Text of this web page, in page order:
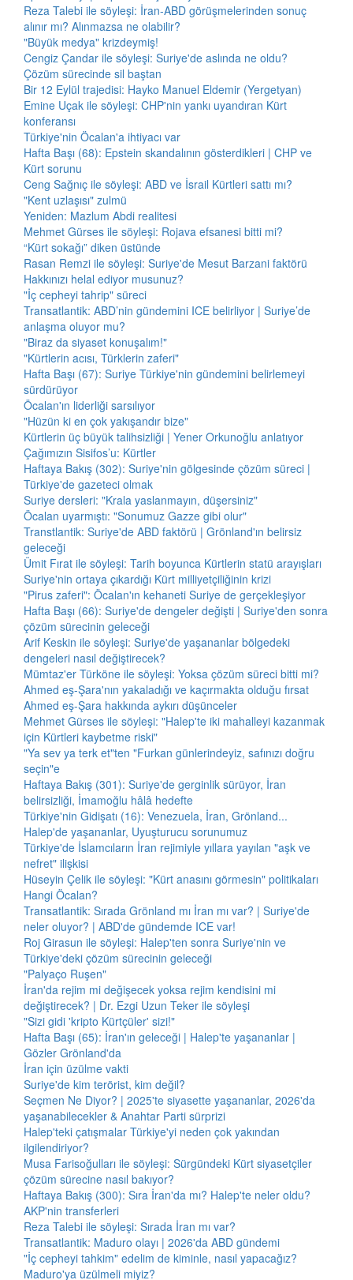
Reza Talebi ile söyleşi: İran-ABD görüşmelerinden sonuç
alınır mı? Alınmazsa ne olabilir?
"Büyük medya" krizdeymiş!
Cengiz Çandar ile söyleşi: Suriye'de aslında ne oldu?
Çözüm sürecinde sil baştan
Bir 12 Eylül trajedisi: Hayko Manuel Eldemir (Yergetyan)
Emine Uçak ile söyleşi: CHP'nin yankı uyandıran Kürt
konferansı
Türkiye'nin Öcalan'a ihtiyacı var
Hafta Başı (68): Epstein skandalının gösterdikleri | CHP ve
Kürt sorunu
Ceng Sağnıç ile söyleşi: ABD ve İsrail Kürtleri sattı mı?
"Kent uzlaşısı" zulmü
Yeniden: Mazlum Abdi realitesi
Mehmet Gürses ile söyleşi: Rojava efsanesi bitti mi?
“Kürt sokağı” diken üstünde
Rasan Remzi ile söyleşi: Suriye'de Mesut Barzani faktörü
Hakkınızı helal ediyor musunuz?
"İç cepheyi tahrip" süreci
Transatlantik: ABD’nin gündemini ICE belirliyor | Suriye’de
anlaşma oluyor mu?
"Biraz da siyaset konuşalım!"
"Kürtlerin acısı, Türklerin zaferi"
Hafta Başı (67): Suriye Türkiye'nin gündemini belirlemeyi
sürdürüyor
Öcalan'ın liderliği sarsılıyor
"Hüzün ki en çok yakışandır bize"
Kürtlerin üç büyük talihsizliği | Yener Orkunoğlu anlatıyor
Çağımızın Sisifos’u: Kürtler
Haftaya Bakış (302): Suriye'nin gölgesinde çözüm süreci |
Türkiye'de gazeteci olmak
Suriye dersleri: "Krala yaslanmayın, düşersiniz"
Öcalan uyarmıştı: "Sonumuz Gazze gibi olur"
Transtlantik: Suriye'de ABD faktörü | Grönland'ın belirsiz
geleceği
Ümit Fırat ile söyleşi: Tarih boyunca Kürtlerin statü arayışları
Suriye'nin ortaya çıkardığı Kürt milliyetçiliğinin krizi
"Pirus zaferi": Öcalan'ın kehaneti Suriye de gerçekleşiyor
Hafta Başı (66): Suriye'de dengeler değişti | Suriye'den sonra
çözüm sürecinin geleceği
Arif Keskin ile söyleşi: Suriye'de yaşananlar bölgedeki
dengeleri nasıl değiştirecek?
Mümtaz'er Türköne ile söyleşi: Yoksa çözüm süreci bitti mi?
Ahmed eş-Şara'nın yakaladığı ve kaçırmakta olduğu fırsat
Ahmed eş-Şara hakkında aykırı düşünceler
Mehmet Gürses ile söyleşi: "Halep'te iki mahalleyi kazanmak
için Kürtleri kaybetme riski"
"Ya sev ya terk et"ten "Furkan günlerindeyiz, safınızı doğru
seçin"e
Haftaya Bakış (301): Suriye'de gerginlik sürüyor, İran
belirsizliği, İmamoğlu hâlâ hedefte
Türkiye'nin Gidişatı (16): Venezuela, İran, Grönland...
Halep'de yaşananlar, Uyuşturucu sorunumuz
Türkiye'de İslamcıların İran rejimiyle yıllara yayılan "aşk ve
nefret" ilişkisi
Hüseyin Çelik ile söyleşi: "Kürt anasını görmesin" politikaları
Hangi Öcalan?
Transatlantik: Sırada Grönland mı İran mı var? | Suriye'de
neler oluyor? | ABD'de gündemde ICE var!
Roj Girasun ile söyleşi: Halep'ten sonra Suriye'nin ve
Türkiye'deki çözüm sürecinin geleceği
"Palyaço Ruşen"
İran'da rejim mi değişecek yoksa rejim kendisini mi
değiştirecek? | Dr. Ezgi Uzun Teker ile söyleşi
"Sizi gidi 'kripto Kürtçüler' sizi!"
Hafta Başı (65): İran'ın geleceği | Halep'te yaşananlar |
Gözler Grönland'da
İran için üzülme vakti
Suriye'de kim terörist, kim değil?
Seçmen Ne Diyor? | 2025'te siyasette yaşananlar, 2026'da
yaşanabilecekler & Anahtar Parti sürprizi
Halep'teki çatışmalar Türkiye'yi neden çok yakından
ilgilendiriyor?
Musa Farisoğulları ile söyleşi: Sürgündeki Kürt siyasetçiler
çözüm sürecine nasıl bakıyor?
Haftaya Bakış (300): Sıra İran'da mı? Halep'te neler oldu?
AKP'nin transferleri
Reza Talebi ile söyleşi: Sırada İran mı var?
Transatlantik: Maduro olayı | 2026'da ABD gündemi
"İç cepheyi tahkim" edelim de kiminle, nasıl yapacağız?
Maduro'ya üzülmeli miyiz?